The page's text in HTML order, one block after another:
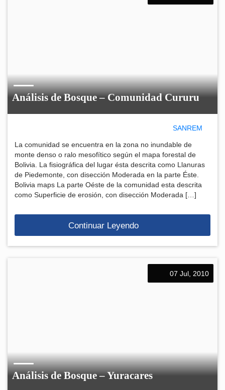
Análisis de Bosque – Comunidad Cururu
SANREM
La comunidad se encuentra en la zona no inundable de
monte denso o ralo mesofítico según el mapa forestal de
Bolivia. La fisiográfica del lugar ésta descrita como Llanuras
de Piedemonte, con disección Moderada en la parte Éste.
Bolivia maps La parte Oéste de la comunidad esta descrita
como Superficie de erosión, con disección Moderada […]
Continuar Leyendo
07 Jul, 2010
Análisis de Bosque – Yuracares